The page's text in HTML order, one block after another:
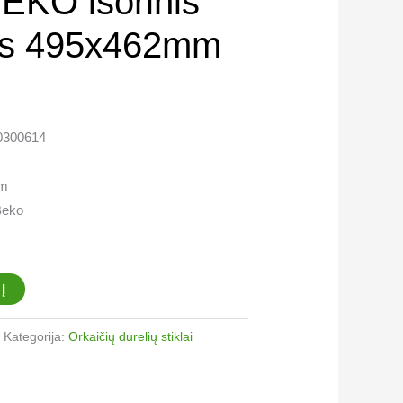
495x462mm
Kategorija: Orkaičių durelių stiklai​